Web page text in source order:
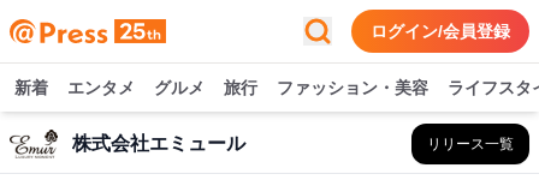
ログイン/会員登録
新着 エンタメ グルメ 旅行 ファッション・美容 ライフスタ
株式会社エミュール リリース一覧